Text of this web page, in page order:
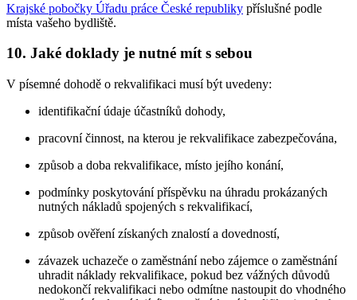
Krajské pobočky Úřadu práce České republiky příslušné podle
místa vašeho bydliště.
10. Jaké doklady je nutné mít s sebou
V písemné dohodě o rekvalifikaci musí být uvedeny:
identifikační údaje účastníků dohody,
pracovní činnost, na kterou je rekvalifikace zabezpečována,
způsob a doba rekvalifikace, místo jejího konání,
podmínky poskytování příspěvku na úhradu prokázaných
nutných nákladů spojených s rekvalifikací,
způsob ověření získaných znalostí a dovedností,
závazek uchazeče o zaměstnání nebo zájemce o zaměstnání
uhradit náklady rekvalifikace, pokud bez vážných důvodů
nedokončí rekvalifikaci nebo odmítne nastoupit do vhodného